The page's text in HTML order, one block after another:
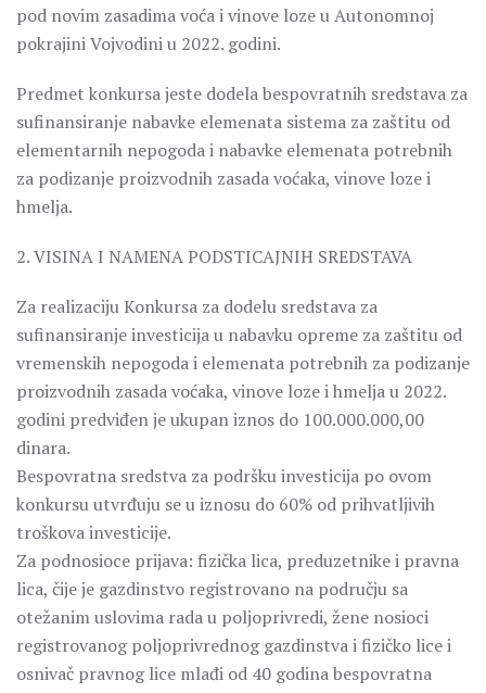
pod novim zasadima voća i vinove loze u Autonomnoj
pokrajini Vojvodini u 2022. godini.
Predmet konkursa jeste dodela bespovratnih sredstava za
sufinansiranje nabavke elemenata sistema za zaštitu od
elementarnih nepogoda i nabavke elemenata potrebnih
za podizanje proizvodnih zasada voćaka, vinove loze i
hmelja.
2. VISINA I NAMENA PODSTICAJNIH SREDSTAVA
Za realizaciju Konkursa za dodelu sredstava za
sufinansiranje investicija u nabavku opreme za zaštitu od
vremenskih nepogoda i elemenata potrebnih za podizanje
proizvodnih zasada voćaka, vinove loze i hmelja u 2022.
godini predviđen je ukupan iznos do 100.000.000,00
dinara.
Bespovratna sredstva za podršku investicija po ovom
konkursu utvrđuju se u iznosu do 60% od prihvatljivih
troškova investicije.
Za podnosioce prijava: fizička lica, preduzetnike i pravna
lica, čije je gazdinstvo registrovano na području sa
otežanim uslovima rada u poljoprivredi, žene nosioci
registrovanog poljoprivrednog gazdinstva i fizičko lice i
osnivač pravnog lice mlađi od 40 godina bespovratna